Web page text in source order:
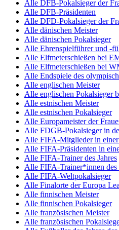
Alle DFB-Pokalsieger der
Alle DFB-Präsidenten
Alle DFD-Pokalsieger der
Alle dänischen Meister
Alle dänischen Pokalsieger
Alle Ehrenspielführer und -
Alle Elfmeterschießen bei
Alle Elfmeterschießen bei
Alle Endspiele des
Alle englischen Meister
Alle englischen Pokalsieger
Alle estnischen Meister
Alle estnischen Pokalsieger
Alle Europameister der
Alle FDGB-Pokalsieger in
Alle FIFA-Mitglieder in
Alle FIFA-Präsidenten in
Alle FIFA-Trainer des Jahres
Alle FIFA-Trainer*innen des
Alle FIFA-Weltpokalsieger
Alle Finalorte der Europa
Alle finnischen Meister
Alle finnischen Pokalsieger
Alle französischen Meister
Alle französischen